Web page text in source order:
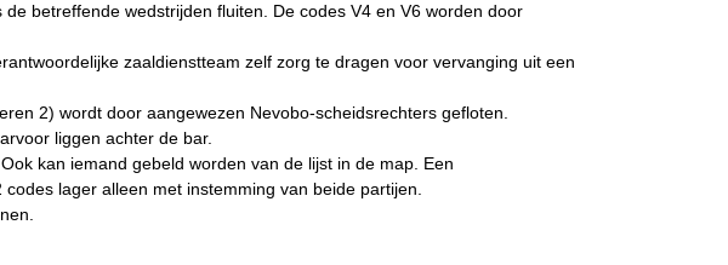
betreffende wedstrijden fluiten. De codes V4 en V6 worden door
zaaldienstteam zelf zorg te dragen voor vervanging uit een
2) wordt door aangewezen Nevobo-scheidsrechters gefloten.
liggen achter de bar.
kan iemand gebeld worden van de lijst in de map. Een
lager alleen met instemming van beide partijen.